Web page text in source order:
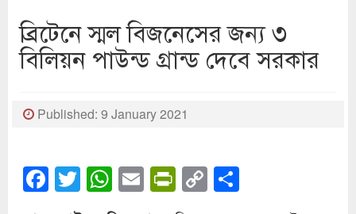
ব্রিটেনে স্মল বিজনেসের জন্য ৩
বিলিয়ন পাউন্ড গ্রান্ড দেবে সরকার
Published: 9 January 2021
Facebook
Twitter
WhatsApp
EmailPrintFriendly
Copy
Link